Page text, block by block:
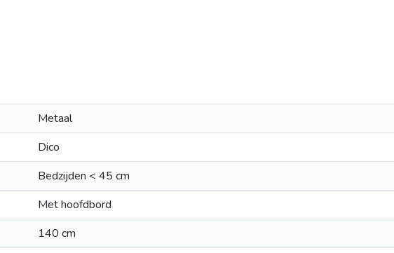
Metaal
Dico
Bedzijden < 45 cm
Met hoofdbord
140 cm